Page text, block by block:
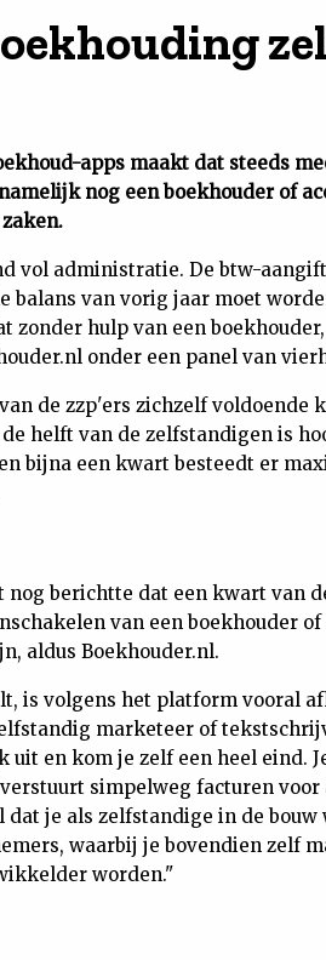
apps maakt dat steeds
nog een boekhouder of
vol administratie. De btw-
balans van vorig jaar moet
zonder hulp van een
onder een panel van
de zzp'ers zichzelf voldoende
helft van de zelfstandigen is
bijna een kwart besteedt er
berichtte dat een kwart van
van een boekhouder
aldus Boekhouder.nl.
is volgens het platform vooral
marketeer of
en kom je zelf een heel eind.
simpelweg facturen voor
dat je als zelfstandige in de
waarbij je bovendien zelf
worden."